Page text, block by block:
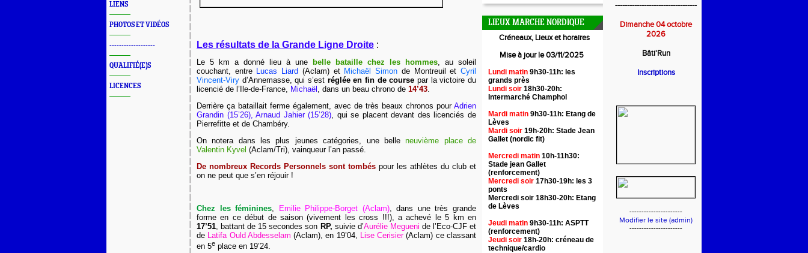
LIENS
PHOTOS ET VIDÉOS
-------------------
QUALIFIÉ(E)S
LICENCES
Les résultats de la Grande Ligne Droite :
Le 5 km a donné lieu à une belle bataille chez les hommes, au soleil
couchant, entre Lucas Liard (Aclam) etMichaël Simon de Montreuil etCyril
Vincent-Viry d’Annemasse, qui s’est réglée en fin de course par la victoire du
licencié de l’Ile-de-France, Michaël , dans un beau chrono de 14’43.
Derrière ça bataillait ferme également, avec de très beaux chronos pour Adrien
Grandin (15’26), Arnaud Jahier (15’28), qui se placent devant des licenciés de
Pierrefitte et de Chambéry.
On notera dans les plus jeunes catégories, une belleneuvième place de
Valentin Kyvel (Aclam/Tri), vainqueur l’an passé.
De nombreux Records Personnels sont tombés pour les athlètes du club et
on ne peut que s’en réjouir !
Chez les féminines, Emilie Philippe-Borget (Aclam), dans une très grande
forme en ce début de saison (vivement les cross !!!), a achevé le 5 km en
17’51, battant de 15 secondes son RP, suivie d’Aurélie Megueni de l’Eco-CJF et
de Latifa Ould Abdesselam(Aclam), en 19’04, Lise Cerisier(Aclam) ce classant
en 5e place en 19’24.
LIEUX MARCHE NORDIQUE
Créneaux, Lieux et horaires
Mise à jour le 03/11/2025
Lundi matin 9h30-11h: les
grands près
Lundi soir 18h30-20h:
Intermarché Champhol
Mardi matin 9h30-11h: Etang de
Lèves
Mardi soir 19h-20h: Stade Jean
Gallet (nordic fit)
Mercredi matin 10h-11h30:
Stade jean Gallet
(renforcement)
Mercredi soir 17h30-19h: les 3
ponts
Mercredi soir 18h30-20h: Etang
de Lèves
Jeudi matin 9h30-11h: ASPTT
(renforcement)
Jeudi soir 18h-20h: créneau de
technique/cardio
----------------------------------
Dimanche 04 octobre
2026
Bâti'Run
Inscriptions
----------------------
Modifier le site (admin)
----------------------